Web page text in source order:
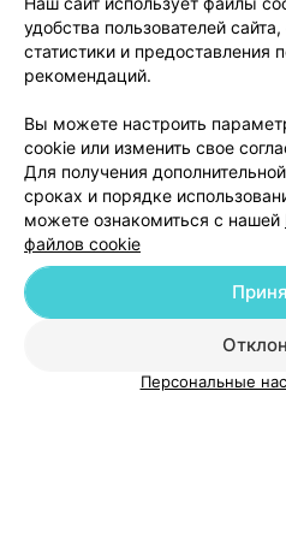
Цены на услуги:
Холтеровское
мониторирование
СМАД + холтер
мониторирование с
дополнительными функциями
удобства пользователей
статистики и предоставления
рекомендаций.
Вы можете настроить
cookie или изменить свое
Для получения
сроках и порядке
можете ознакомиться с нашей
файлов cookie
Персональные